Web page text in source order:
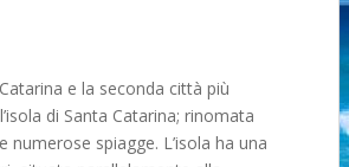
e la seconda città più
di Santa Catarina; rinomata
spiagge. L’isola ha una